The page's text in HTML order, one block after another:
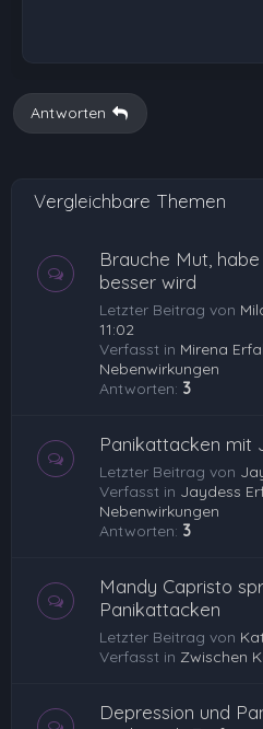
Antworten
Vergleichbare Themen
Brauche Mut,
besser wird
Letzter Beitrag von
11:02
Verfasst in Mirena
Nebenwirkungen
Antworten: 3
Panikattacken mit
Letzter Beitrag von
Verfasst in Jaydess
Nebenwirkungen
Antworten: 3
Mandy Capristo
Panikattacken
Letzter Beitrag von
Verfasst in Zwischen
Depression und